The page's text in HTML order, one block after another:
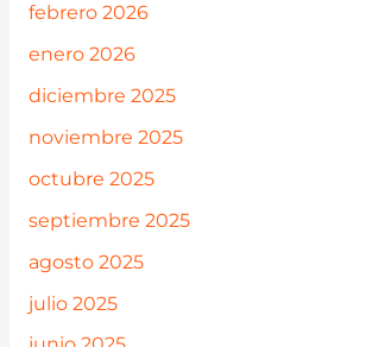
febrero 2026
enero 2026
diciembre 2025
noviembre 2025
octubre 2025
septiembre 2025
agosto 2025
julio 2025